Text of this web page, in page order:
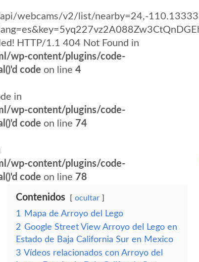
webcams/v2/list/nearby=24,-
HTTP/1.1 404 Not Found in
wp-content/plugins/code-
code on line 4
in
wp-content/plugins/code-
code on line 74
wp-content/plugins/code-
code on line 78
Contenidos ocultar
1
Mapa de Arroyo del Lego
2 Google Street View Arroyo del Lego en
Estado de Baja California Sur en Mexico
3 Vídeos relacionados con Arroyo del